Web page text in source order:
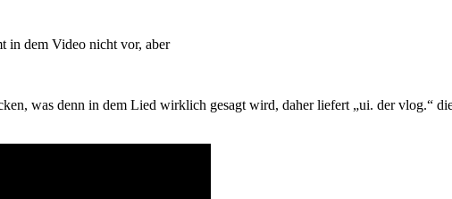
in dem Video nicht vor, aber
was denn in dem Lied wirklich gesagt wird, daher liefert „ui. der vlog.“